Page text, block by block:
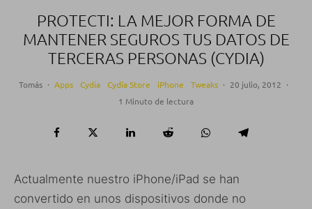
PROTECTI: LA MEJOR FORMA DE
MANTENER SEGUROS TUS DATOS DE
TERCERAS PERSONAS (CYDIA)
Tomás · Apps Cydia Cydia Store iPhone Tweaks · 20 julio, 2012 ·
1 Minuto de lectura
Actualmente nuestro iPhone/iPad se han
convertido en unos dispositivos donde no